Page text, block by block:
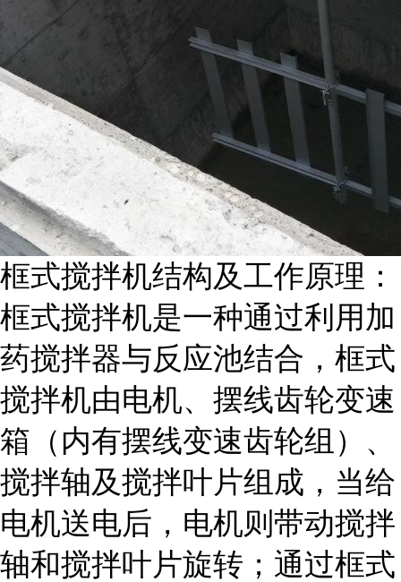
框式搅拌机结构及工作原理：
框式搅拌机是一种通过利用加
药搅拌器与反应池结合，框式
搅拌机由电机、摆线齿轮变速
箱（内有摆线变速齿轮组）、
搅拌轴及搅拌叶片组成，当给
电机送电后，电机则带动搅拌
轴和搅拌叶片旋转；通过框式